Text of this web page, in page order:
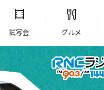
試写会 グルメ